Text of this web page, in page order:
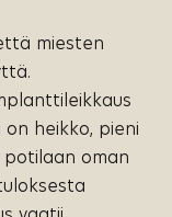
miesten
heikko, pieni
oman